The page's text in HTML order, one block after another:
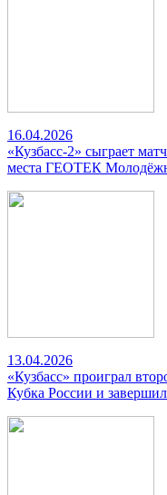
16.04.2026
«Кузбасс-2» сыграет
места ГЕОТЕК
13.04.2026
«Кузбасс» проиграл
Кубка России и